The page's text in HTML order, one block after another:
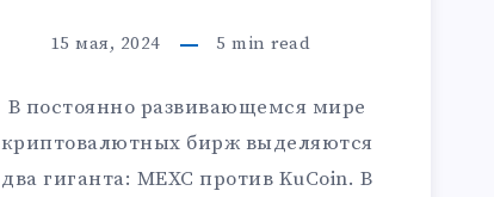
15 мая, 2024 5 min read
В постоянно развивающемся мире
криптовалютных бирж выделяются
два гиганта: MEXC против KuCoin. В